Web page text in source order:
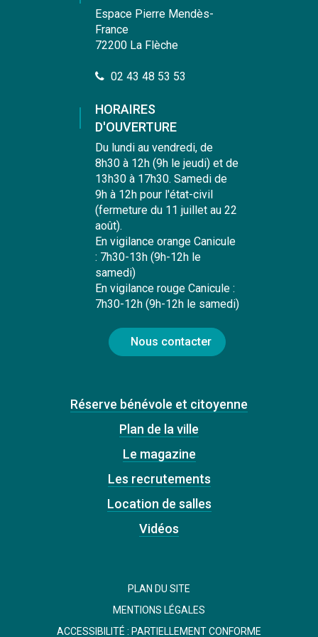
Espace Pierre Mendès-
France
72200 La Flèche
02 43 48 53 53
HORAIRES
D'OUVERTURE
Du lundi au vendredi, de
8h30 à 12h (9h le jeudi) et de
13h30 à 17h30. Samedi de
9h à 12h pour l'état-civil
(fermeture du 11 juillet au 22
août).
En vigilance orange Canicule
: 7h30-13h (9h-12h le
samedi)
En vigilance rouge Canicule :
7h30-12h (9h-12h le samedi)
Nous contacter
Réserve bénévole et citoyenne
Plan de la ville
Le magazine
Les recrutements
Location de salles
Vidéos
PLAN DU SITE
MENTIONS LÉGALES
ACCESSIBILITÉ : PARTIELLEMENT CONFORME